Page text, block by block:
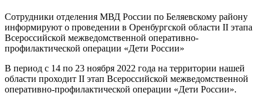
Сотрудники отделения МВД России по Беляевскому району
информируют о проведении в Оренбургской области II этапа
Всероссийской межведомственной оперативно-
профилактической операции «Дети России»
В период с 14 по 23 ноября 2022 года на территории нашей
области проходит II этап Всероссийской межведомственной
оперативно-профилактической операции «Дети России».